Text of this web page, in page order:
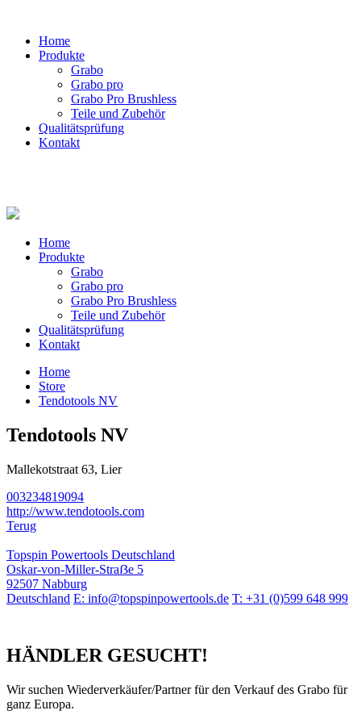
Home
Produkte
Grabo
Grabo pro
Grabo Pro Brushless
Teile und Zubehör
Qualitätsprüfung
Kontakt
Home
Produkte
Grabo
Grabo pro
Grabo Pro Brushless
Teile und Zubehör
Qualitätsprüfung
Kontakt
Home
Store
Tendotools NV
Tendotools NV
Mallekotstraat 63, Lier
003234819094
http://www.tendotools.com
Terug
Topspin Powertools Deutschland
Oskar-von-Miller-Straẞe 5
92507 Nabburg
Deutschland E: info@topspinpowertools.de T: +31 (0)599 648 999
HÄNDLER GESUCHT!
Wir suchen Wiederverkäufer/Partner für den Verkauf des Grabo für
ganz Europa.